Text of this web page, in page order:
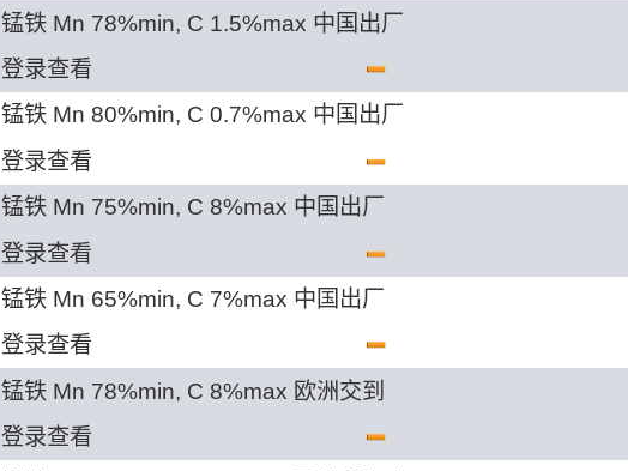
锰铁 Mn 78%min, C 1.5%max 中国出厂
登录查看
锰铁 Mn 80%min, C 0.7%max 中国出厂
登录查看
锰铁 Mn 75%min, C 8%max 中国出厂
登录查看
锰铁 Mn 65%min, C 7%max 中国出厂
登录查看
锰铁 Mn 78%min, C 8%max 欧洲交到
登录查看